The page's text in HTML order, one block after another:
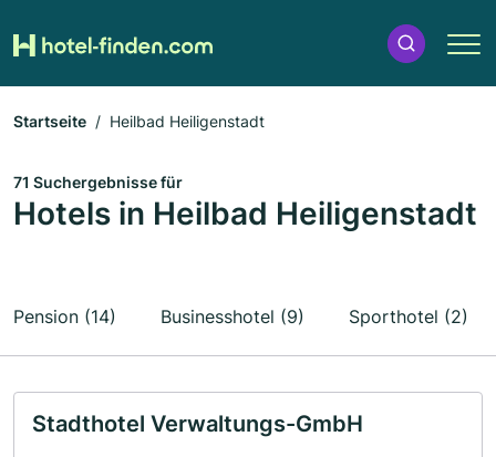
Startseite Heilbad Heiligenstadt
71 Suchergebnisse für
Hotels in Heilbad Heiligenstadt
Pension (14) Businesshotel (9) Sporthotel (2)
Stadthotel Verwaltungs-GmbH